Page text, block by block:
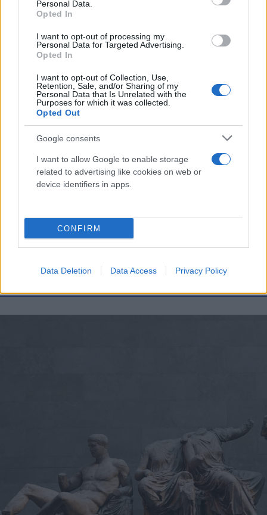
Personal Data.
Opted In
I want to opt-out of processing my
Personal Data for Targeted Advertising.
Opted In
I want to opt-out of Collection, Use,
Retention, Sale, and/or Sharing of my
Personal Data that Is Unrelated with the
Purposes for which it was collected.
Opted Out
Google consents
I want to allow Google to enable storage
related to advertising like cookies on web or
device identifiers in apps.
CONFIRM
Data Deletion Data Access Privacy Policy
FLASH FOCUS